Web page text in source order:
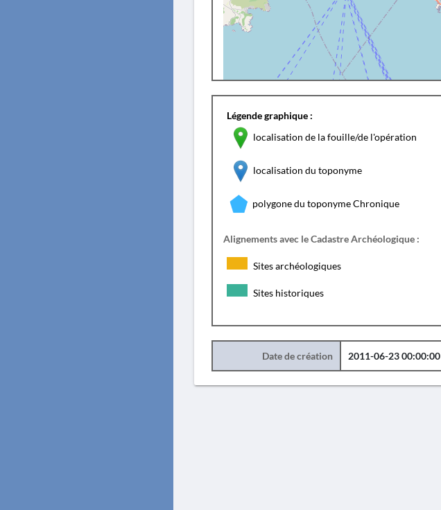
Légende graphique :
localisation de la fouille/de l'opération
localisation du toponyme
polygone du toponyme Chronique
Alignements avec le Cadastre Archéologique :
Sites archéologiques
Sites historiques
Date de création 2011-06-23 00:00:00